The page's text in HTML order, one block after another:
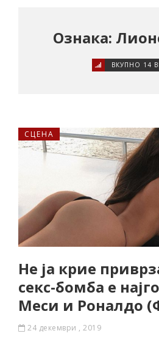
Ознака:
ВКУПНО 14
СЦЕНА
Не ја крие
секс-бомба е
Меси и Роналдо
24 декември , 2019